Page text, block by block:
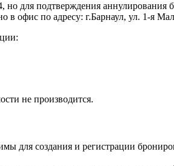
для подтверждения аннулирования
в офис по адресу: г.Барнаул, ул. 1-я
не производится.
для создания и регистрации